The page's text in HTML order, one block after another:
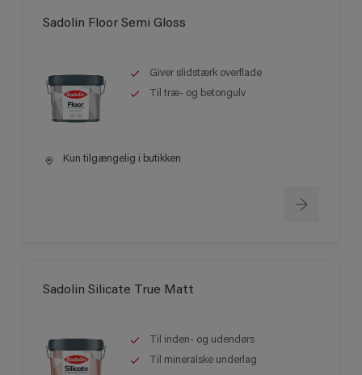
Sadolin Floor Semi Gloss
Giver slidstærk overflade
Til træ- og betongulv
Kun tilgængelig i butikken
Sadolin Silicate True Matt
Til inden- og udendørs
Til mineralske underlag